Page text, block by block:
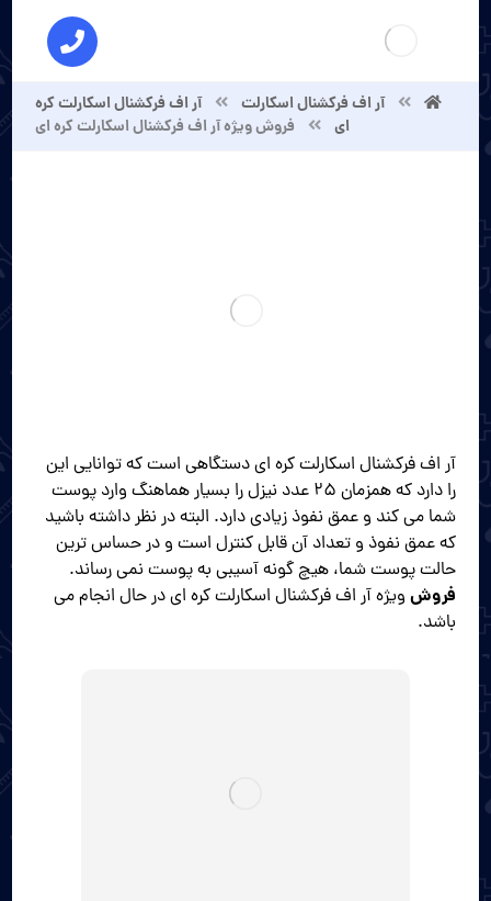
آر اف فرکشنال اسکارلت
آر اف فرکشنال اسکارلت کره
ای
فروش ویژه آر اف فرکشنال اسکارلت کره ای
آر اف فرکشنال اسکارلت کره ای دستگاهی است که توانایی این
را دارد که همزمان 25 عدد نیزل را بسیار هماهنگ وارد پوست
شما می کند و عمق نفوذ زیادی دارد. البته در نظر داشته باشید
که عمق نفوذ و تعداد آن قابل کنترل است و در حساس ترین
حالت پوست شما، هیچ گونه آسیبی به پوست نمی رساند.
فروش ویژه آر اف فرکشنال اسکارلت کره ای در حال انجام می
باشد.